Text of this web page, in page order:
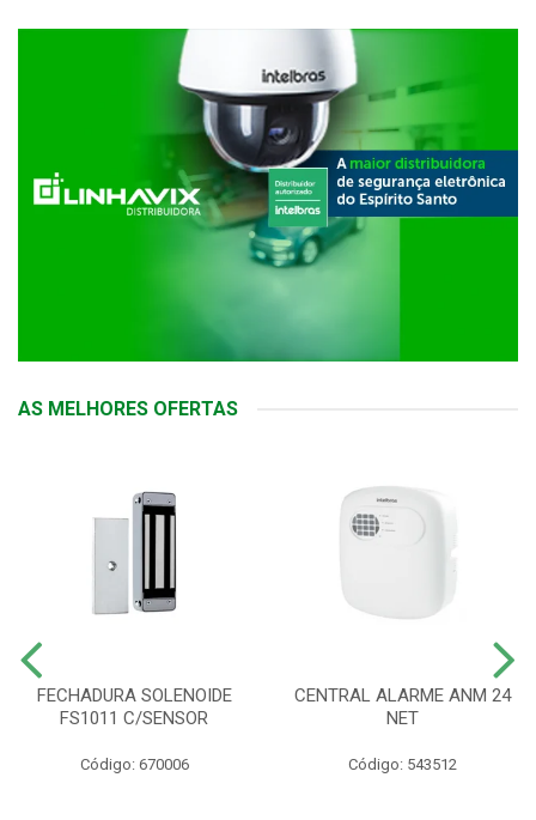
AS MELHORES OFERTAS
FECHADURA SOLENOIDE
FS1011 C/SENSOR
Código: 670006
CENTRAL ALARME ANM 24
NET
Código: 543512